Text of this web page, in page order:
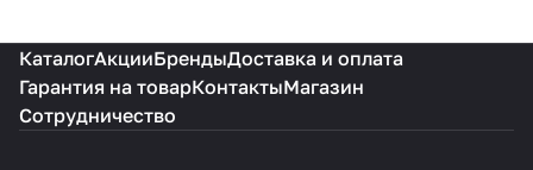
КаталогАкцииБрендыДоставка и оплата
Гарантия на товарКонтактыМагазин
Сотрудничество